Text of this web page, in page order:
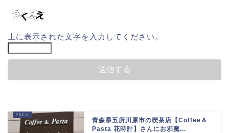
上に表示された文字を入力してください。
青森県五所川原市の喫茶店【Coffee＆
Pasta 花時計】さんにお邪魔...